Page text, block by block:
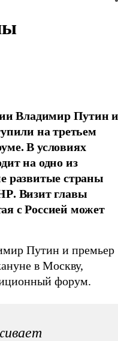
Владимир Путин и
на третьем
В условиях
на одно из
развитые страны
Визит главы
с Россией может
Путин и премьер
в Москву,
форум.